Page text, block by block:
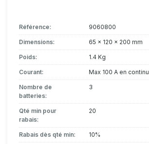
Référence: 9060800
Dimensions: 65 x 120 x 200 mm
Poids: 1.4 Kg
Courant: Max 100 A en continu
Nombre de
batteries:
3
Qté min pour
rabais:
20
Rabais dès qté min: 10%